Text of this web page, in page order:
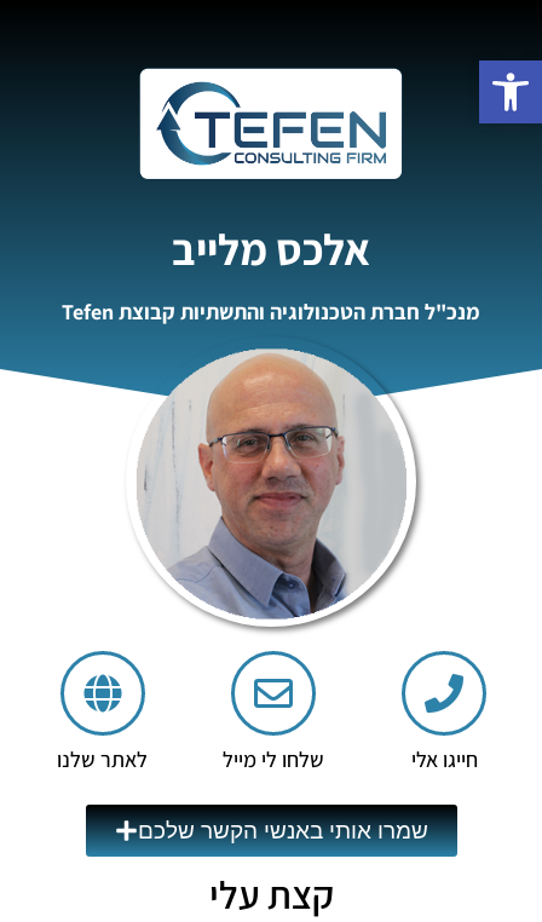
פתח סרגל נגישות
אלכס מלייב
מנכ"ל חברת הטכנולוגיה והתשתיות קבוצת Tefen
חייגו אלי שלחו לי מייל לאתר שלנו
שמרו אותי באנשי הקשר שלכם
קצת עלי